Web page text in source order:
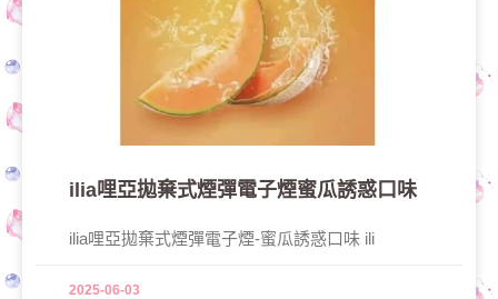
ilia哩亞拋棄式煙彈電子煙蜜瓜誘惑口味
ilia哩亞拋棄式煙彈電子煙-蜜瓜誘惑口味 ili
2025-06-03